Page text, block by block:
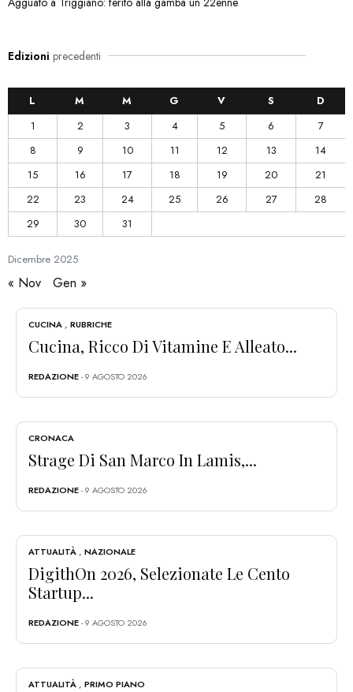
Edizioni precedenti
Dicembre 2025
L M M G V S
D
1
2 3 4 5 6
7
8
9 10 11 12 13
14
15
16 17 18 19 20
21
22
23 24 25 26 27
28
29
30 31
« Nov Gen »
CUCINA, RUBRICHE
Cucina, Ricco Di Vitamine E Alleato...
REDAZIONE- 9 AGOSTO 2026
CRONACA
Strage Di San Marco In Lamis,...
REDAZIONE- 9 AGOSTO 2026
ATTUALITÀ, NAZIONALE
DigithOn 2026, Selezionate Le Cento
Startup...
REDAZIONE- 9 AGOSTO 2026
ATTUALITÀ, PRIMO PIANO